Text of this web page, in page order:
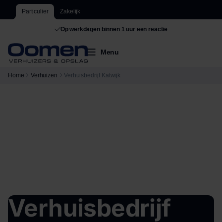
Particulier Zakelijk
De grootste van Nederland
Op werkdagen binnen 1 uur een reactie
Menu
Home Verhuizen Verhuisbedrijf Katwijk
Verhuisbedrijf